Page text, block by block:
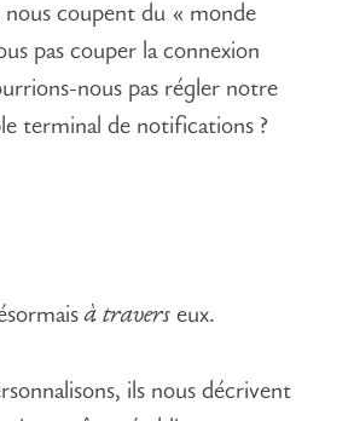
nous coupent du « monde
pas couper la connexion
nous pas régler notre
terminal de notifications ?
à travers eux.
ils nous décrivent